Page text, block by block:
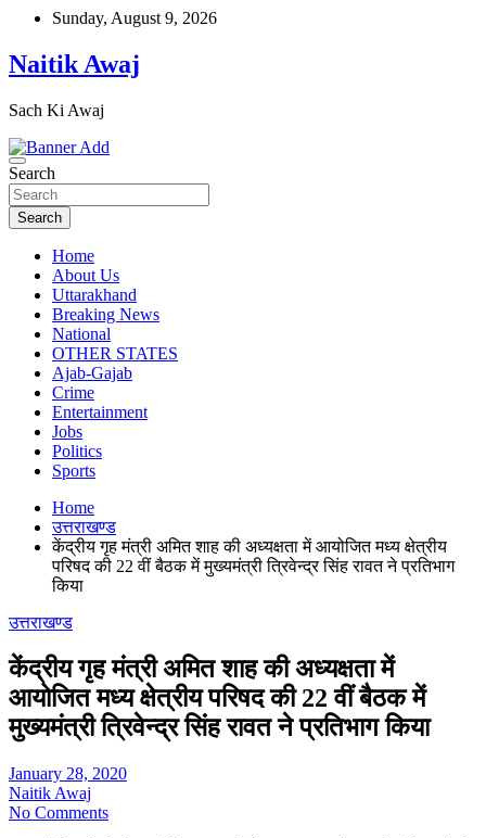
Skip
content
Sunday, August 9, 2026
Naitik Awaj
Sach Ki Awaj
Search
Search
Home
About Us
Uttarakhand
Breaking News
National
OTHER STATES
Ajab-Gajab
Crime
Entertainment
Jobs
Politics
Sports
Home
उत्तराखण्ड
केंद्रीय गृह मंत्री अमित शाह की अध्यक्षता में आयोजित मध्य क्षेत्रीय
परिषद की 22 वीं बैठक में मुख्यमंत्री त्रिवेन्द्र सिंह रावत ने प्रतिभाग
किया
उत्तराखण्ड
केंद्रीय गृह मंत्री अमित शाह की अध्यक्षता में
आयोजित मध्य क्षेत्रीय परिषद की 22 वीं बैठक में
मुख्यमंत्री त्रिवेन्द्र सिंह रावत ने प्रतिभाग किया
January 28, 2020
Naitik Awaj
No Comments